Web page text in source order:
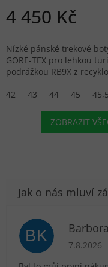
4 450 Kč
Nízké pánské trekové
GORE-TEX pro lehkou
podrážkou RB9X z
42
43 44 45 45,5
ZOBRAZIT
BK
7.8.2026